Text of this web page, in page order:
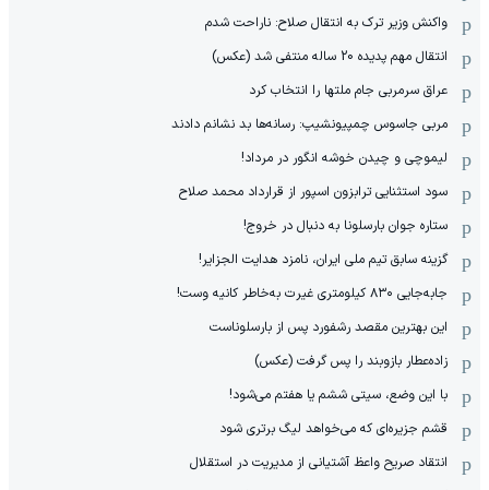
واکنش وزیر ترک به انتقال صلاح: ناراحت شدم
انتقال مهم پدیده 20 ساله منتفی شد (عکس)
عراق سرمربی جام ملتها را انتخاب کرد
مربی جاسوس چمپیونشیپ: رسانه‌ها بد نشانم دادند
لیموچی و چیدن خوشه انگور در مرداد!
سود استثنایی ترابزون اسپور از قرارداد محمد صلاح
ستاره جوان بارسلونا به دنبال در خروج!
گزینه سابق تیم ملی ایران، نامزد هدایت الجزایر!
جابه‌جایی ۸۳۰ کیلومتری غیرت به‌خاطر کانیه وست!
این بهترین مقصد رشفورد پس از بارسلوناست
زاده‌عطار بازوبند را پس گرفت (عکس)
با این وضع، سیتی ششم یا هفتم می‌شود!
قشم جزیره‌ای که می‌خواهد لیگ برتری شود
انتقاد صریح واعظ آشتیانی از مدیریت در استقلال